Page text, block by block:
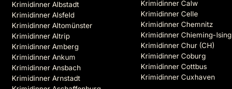
Krimidinner Albstadt
Krimidinner Alsfeld
Krimidinner Altomünster
Krimidinner Altrip
Krimidinner Amberg
Krimidinner Ankum
Krimidinner Ansbach
Krimidinner Arnstadt
Krimidinner Calw
Krimidinner Celle
Krimidinner Chemnitz
Krimidinner Chieming-Ising
Krimidinner Chur (CH)
Krimidinner Coburg
Krimidinner Cottbus
Krimidinner Cuxhaven